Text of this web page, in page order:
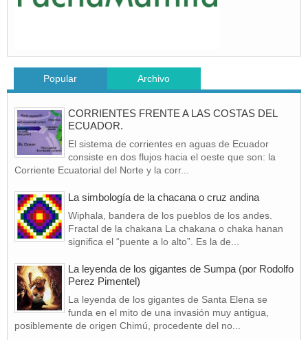
Popular Archivo
CORRIENTES FRENTE A LAS COSTAS DEL
ECUADOR.
El sistema de corrientes en aguas de Ecuador
consiste en dos flujos hacia el oeste que son: la
Corriente Ecuatorial del Norte y la corr...
La simbología de la chacana o cruz andina
Wiphala, bandera de los pueblos de los andes.
Fractal de la chakana La chakana o chaka hanan
significa el “puente a lo alto”. Es la de...
La leyenda de los gigantes de Sumpa (por Rodolfo
Perez Pimentel)
La leyenda de los gigantes de Santa Elena se
funda en el mito de una invasión muy antigua,
posiblemente de origen Chimú, procedente del no...